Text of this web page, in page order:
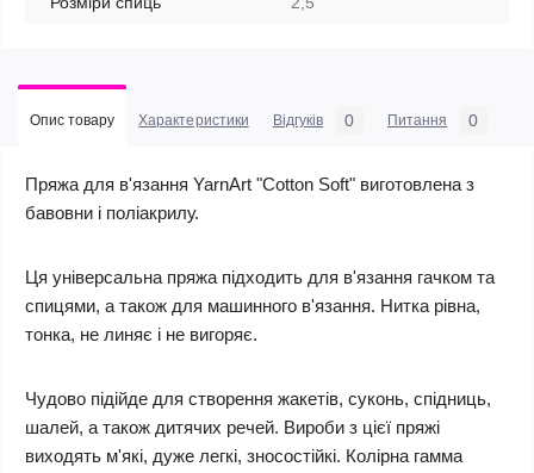
Опис товару Характеристики Відгуків 0 Питання 0
Пряжа для в'язання YarnArt "Cotton Soft" виготовлена з
бавовни і поліакрилу.
Ця універсальна пряжа підходить для в'язання гачком та
спицями, а також для машинного в'язання. Нитка рівна,
тонка, не линяє і не вигоряє.
Чудово підійде для створення жакетів, суконь, спідниць,
шалей, а також дитячих речей. Вироби з цієї пряжі
виходять м'які, дуже легкі, зносостійкі. Колірна гамма